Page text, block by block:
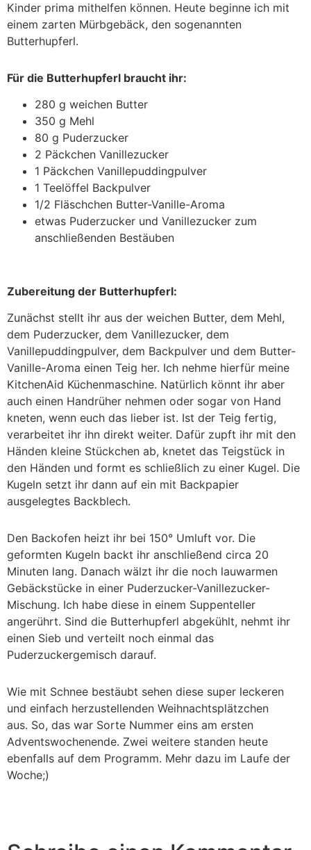
Kinder prima mithelfen können. Heute beginne ich mit
einem zarten Mürbgebäck, den sogenannten
Butterhupferl.
Für die Butterhupferl braucht ihr:
280 g weichen Butter
350 g Mehl
80 g Puderzucker
2 Päckchen Vanillezucker
1 Päckchen Vanillepuddingpulver
1 Teelöffel Backpulver
1/2 Fläschchen Butter-Vanille-Aroma
etwas Puderzucker und Vanillezucker zum
anschließenden Bestäuben
Zubereitung der Butterhupferl:
Zunächst stellt ihr aus der weichen Butter, dem Mehl,
dem Puderzucker, dem Vanillezucker, dem
Vanillepuddingpulver, dem Backpulver und dem Butter-
Vanille-Aroma einen Teig her. Ich nehme hierfür meine
KitchenAid Küchenmaschine. Natürlich könnt ihr aber
auch einen Handrüher nehmen oder sogar von Hand
kneten, wenn euch das lieber ist. Ist der Teig fertig,
verarbeitet ihr ihn direkt weiter. Dafür zupft ihr mit den
Händen kleine Stückchen ab, knetet das Teigstück in
den Händen und formt es schließlich zu einer Kugel. Die
Kugeln setzt ihr dann auf ein mit Backpapier
ausgelegtes Backblech.
Den Backofen heizt ihr bei 150° Umluft vor. Die
geformten Kugeln backt ihr anschließend circa 20
Minuten lang. Danach wälzt ihr die noch lauwarmen
Gebäckstücke in einer Puderzucker-Vanillezucker-
Mischung. Ich habe diese in einem Suppenteller
angerührt. Sind die Butterhupferl abgekühlt, nehmt ihr
einen Sieb und verteilt noch einmal das
Puderzuckergemisch darauf.
Wie mit Schnee bestäubt sehen diese super leckeren
und einfach herzustellenden Weihnachtsplätzchen
aus. So, das war Sorte Nummer eins am ersten
Adventswochenende. Zwei weitere standen heute
ebenfalls auf dem Programm. Mehr dazu im Laufe der
Woche;)